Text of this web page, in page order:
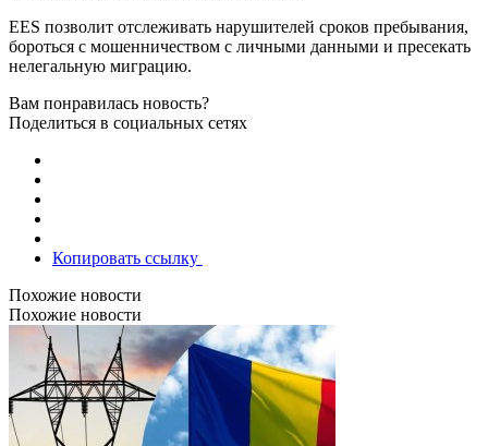
EES позволит отслеживать нарушителей сроков пребывания,
бороться с мошенничеством с личными данными и пресекать
нелегальную миграцию.
Вам понравилась новость?
Поделиться в социальных сетях
Копировать ссылку
Похожие новости
Похожие новости